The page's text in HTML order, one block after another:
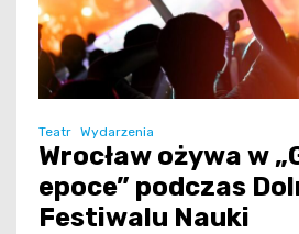
Teatr Wydarzenia
Wrocław ożywa w
epoce” podczas
Festiwalu Nauki